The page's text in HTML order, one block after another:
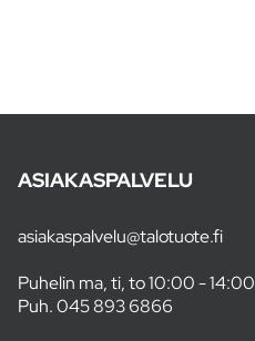
ASIAKASPALVELU
asiakaspalvelu@talotuote.fi
Puhelin ma, ti, to 10:00 - 14:00
Puh.045 893 6866